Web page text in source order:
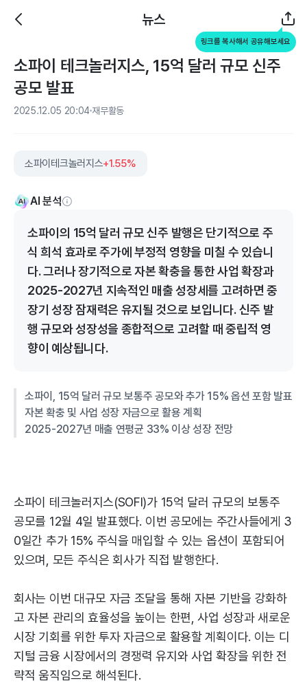
뉴스
링크를 복사해서 공유해보세요
소파이 테크놀러지스, 15억 달러 규모 신주
공모 발표
2025.12.05 20:04 재무활동
소파이테크놀러지스+1.55%
AI 분석
소파이의 15억 달러 규모 신주 발행은 단기적으로 주
식 희석 효과로 주가에 부정적 영향을 미칠 수 있습니
다. 그러나 장기적으로 자본 확충을 통한 사업 확장과
2025-2027년 지속적인 매출 성장세를 고려하면 중
장기 성장 잠재력은 유지될 것으로 보입니다. 신주 발
행 규모와 성장성을 종합적으로 고려할 때 중립적 영
향이 예상됩니다.
소파이, 15억 달러 규모 보통주 공모와 추가 15% 옵션 포함 발표
자본 확충 및 사업 성장 자금으로 활용 계획
2025-2027년 매출 연평균 33% 이상 성장 전망
소파이 테크놀러지스(SOFI)가 15억 달러 규모의 보통주
공모를 12월 4일 발표했다. 이번 공모에는 주간사들에게 3
0일간 추가 15% 주식을 매입할 수 있는 옵션이 포함되어
있으며, 모든 주식은 회사가 직접 발행한다.
회사는 이번 대규모 자금 조달을 통해 자본 기반을 강화하
고 자본 관리의 효율성을 높이는 한편, 사업 성장과 새로운
시장 기회를 위한 투자 자금으로 활용할 계획이다. 이는 디
지털 금융 시장에서의 경쟁력 유지와 사업 확장을 위한 전
략적 움직임으로 해석된다.